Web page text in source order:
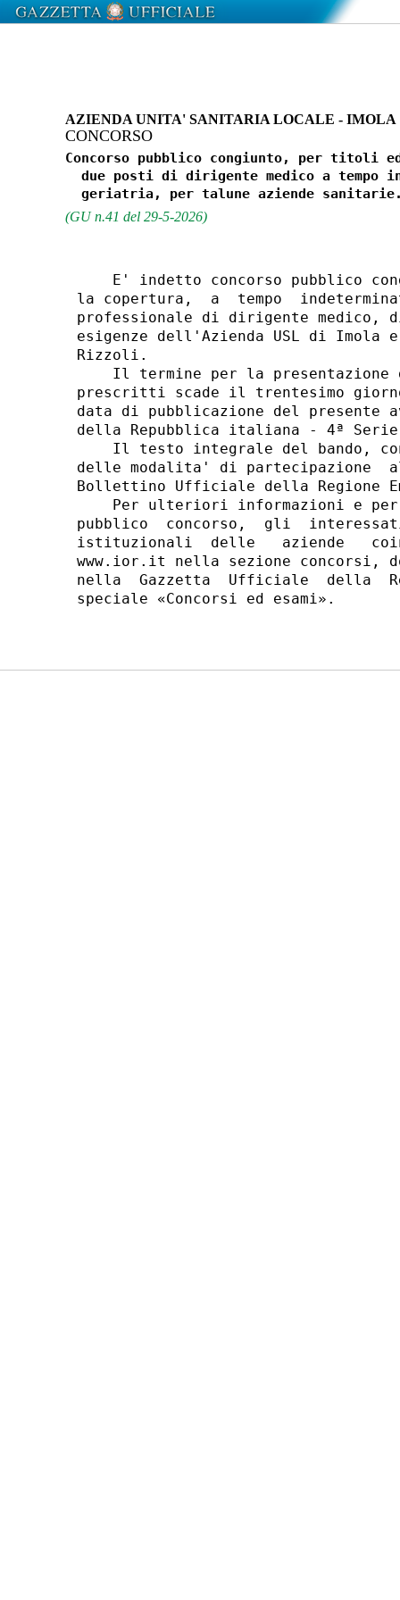
AZIENDA UNITA' SANITARIA LOCALE - IMOLA
CONCORSO
Concorso pubblico congiunto, per titoli
due posti di dirigente medico a tempo
(GU n.41 del 29-5-2026)
E' indetto concorso pubblico
la copertura,  a  tempo
professionale di dirigente
esigenze dell'Azienda USL di
Rizzoli.
Il termine per la presentazione
prescritti scade il trentesimo
data di pubblicazione del
della Repubblica italiana - 4ª
Il testo integrale del bando,
delle modalita' di partecipazione
Bollettino Ufficiale della Regione
Per ulteriori informazioni e
pubblico  concorso,  gli
istituzionali  delle   aziende
www.ior.it nella sezione concorsi,
nella  Gazzetta  Ufficiale  della
speciale «Concorsi ed esami».